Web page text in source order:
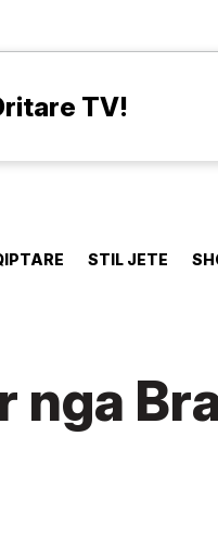
TV!
STIL JETE
nga